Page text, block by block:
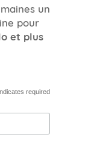
un
pour
et plus
required